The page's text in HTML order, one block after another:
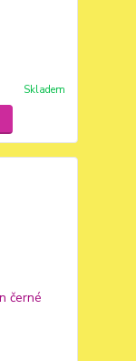
Skladem